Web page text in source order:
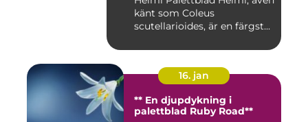
känt som Coleus
scutellarioides, är en färgst...
16. jan
** En djupdykning i
palettblad Ruby Road**